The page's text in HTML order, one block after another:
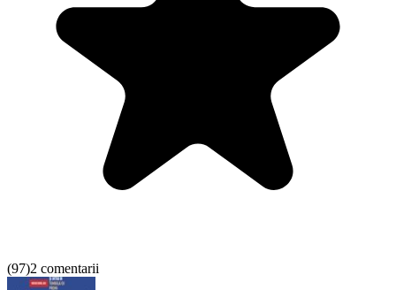
(97)2 comentarii